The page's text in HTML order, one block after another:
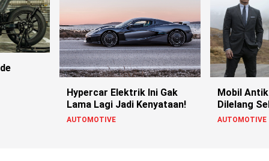
Hypercar Elektrik Ini Gak
Lama Lagi Jadi Kenyataan!
AUTOMOTIVE
Mobil
Dilelang
AUTOMOTIVE